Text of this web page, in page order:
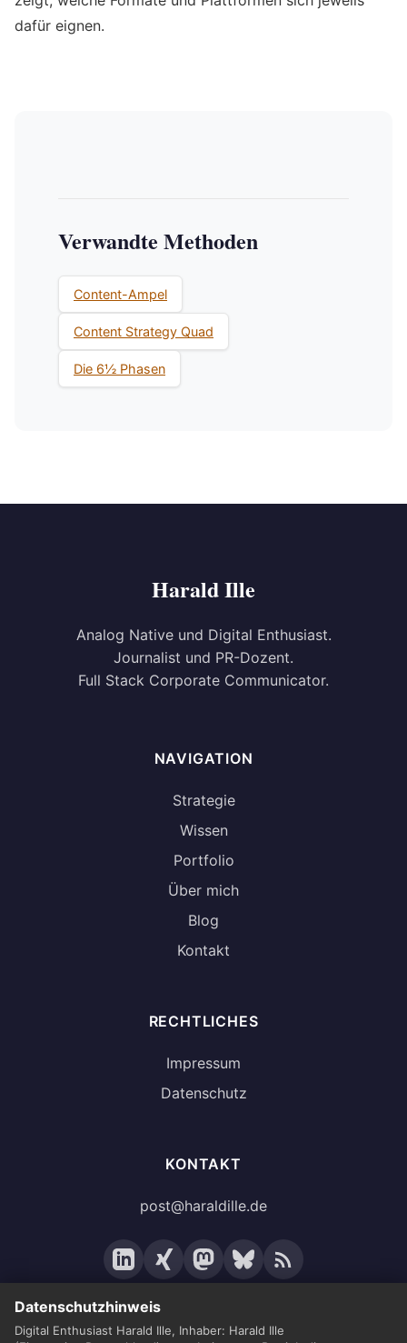
dafür eignen.
Verwandte Methoden
Content-Ampel
Content Strategy Quad
Die 6½ Phasen
Harald Ille
Analog Native und Digital Enthusiast.
Journalist und PR-Dozent.
Full Stack Corporate Communicator.
NAVIGATION
Strategie
Wissen
Portfolio
Über mich
Blog
Kontakt
RECHTLICHES
Impressum
Datenschutz
KONTAKT
post@haraldille.de
Datenschutzhinweis
Digital Enthusiast Harald Ille, Inhaber: Harald Ille